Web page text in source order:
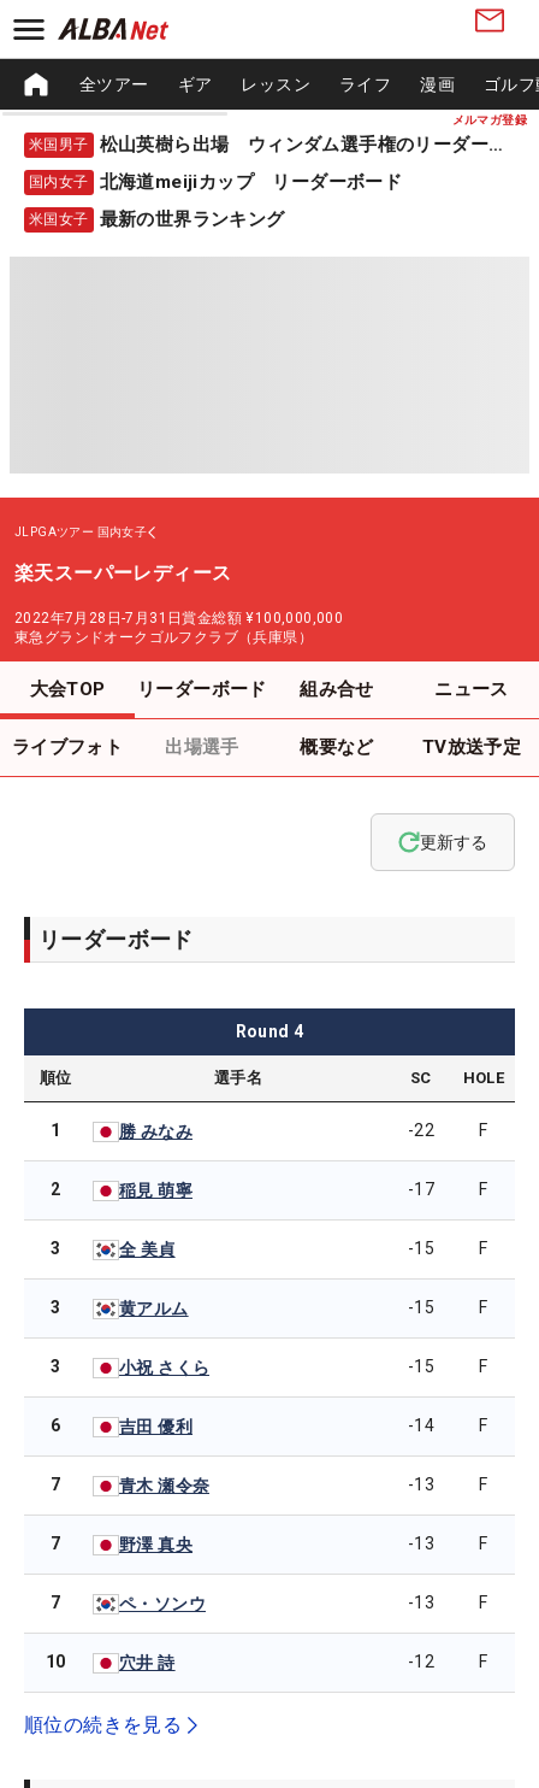
メルマガ登録
全ツアー ギア レッスン ライフ 漫画 ゴル
米国男子 松山英樹ら出場 ウィンダム選手権のリーダーボード
国内女子 北海道meijiカップ リーダーボード
米国女子 最新の世界ランキング
JLPGAツアー 国内女子
楽天スーパーレディース
2022年7月28日-7月31日賞金総額 ¥100,000,000
東急グランドオークゴルフクラブ（兵庫県）
大会TOP リーダーボード 組み合せ ニュース
ライブフォト 出場選手 概要など TV放送予定
更新する
リーダーボード
Round 4
順位 選手名 SC HOLE
1 勝 みなみ -22 F
2 稲見 萌寧 -17 F
3 全 美貞 -15 F
3 黄アルム -15 F
3 小祝 さくら -15 F
6 吉田 優利 -14 F
7 青木 瀬令奈 -13 F
7 野澤 真央 -13 F
7 ペ・ソンウ -13 F
10 穴井 詩 -12 F
順位の続きを見る